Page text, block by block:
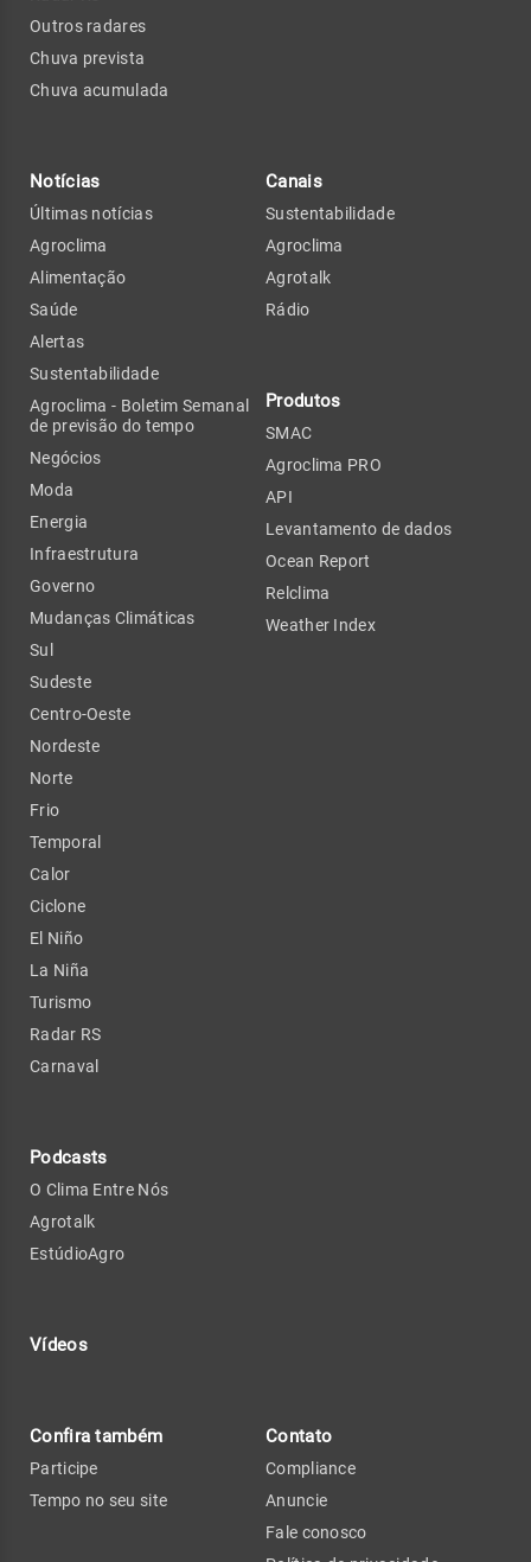
Outros radares
Chuva prevista
Chuva acumulada
Notícias
Últimas notícias
Agroclima
Alimentação
Saúde
Alertas
Sustentabilidade
Agroclima - Boletim Semanal
de previsão do tempo
Negócios
Moda
Energia
Infraestrutura
Governo
Mudanças Climáticas
Sul
Sudeste
Centro-Oeste
Nordeste
Norte
Frio
Temporal
Calor
Ciclone
El Niño
La Niña
Turismo
Radar RS
Carnaval
Podcasts
O Clima Entre Nós
Agrotalk
EstúdioAgro
Vídeos
Canais
Sustentabilidade
Agroclima
Agrotalk
Rádio
Produtos
SMAC
Agroclima PRO
API
Levantamento de dados
Ocean Report
Relclima
Weather Index
Confira também
Participe
Tempo no seu site
Contato
Compliance
Anuncie
Fale conosco